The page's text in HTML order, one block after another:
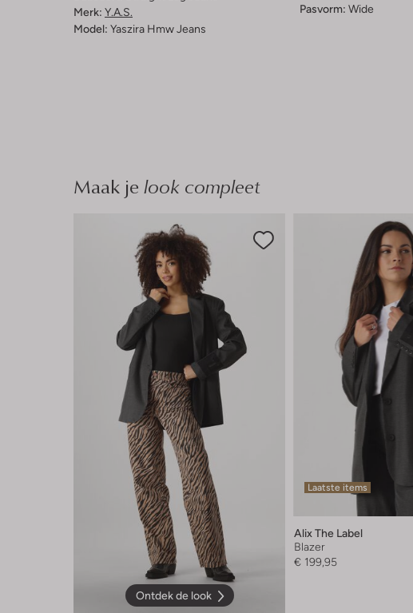
Merk: Y.a.s.
Model: Yaszira Hmw Jeans
Pasvorm: Wide
Maak je look compleet
Ontdek de look
Laatste items
Alix The Label
Blazer
€ 199,95